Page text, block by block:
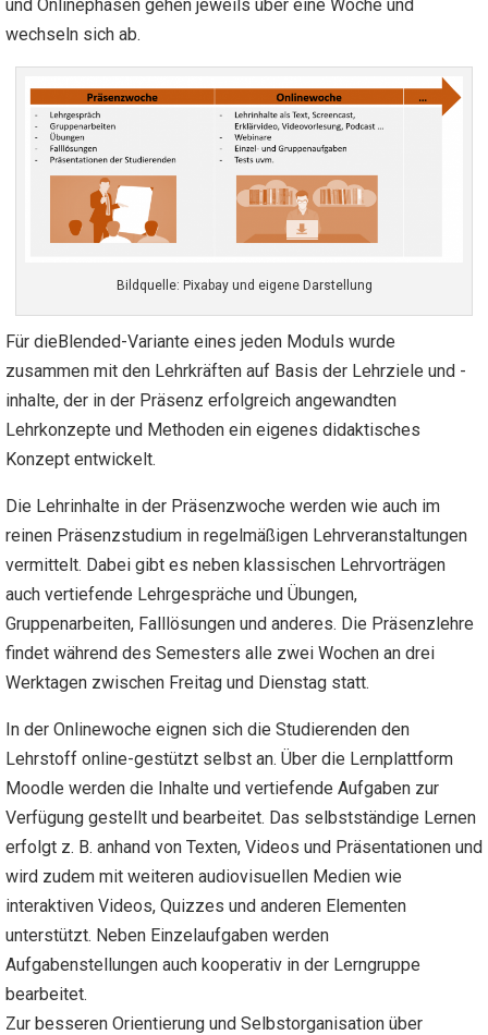
und Onlinephasen gehen jeweils über eine Woche und
wechseln sich ab.
Bildquelle: Pixabay und eigene Darstellung
Für dieBlended-Variante eines jeden Moduls wurde
zusammen mit den Lehrkräften auf Basis der Lehrziele und -
inhalte, der in der Präsenz erfolgreich angewandten
Lehrkonzepte und Methoden ein eigenes didaktisches
Konzept entwickelt.
Die Lehrinhalte in der Präsenzwoche werden wie auch im
reinen Präsenzstudium in regelmäßigen Lehrveranstaltungen
vermittelt. Dabei gibt es neben klassischen Lehrvorträgen
auch vertiefende Lehrgespräche und Übungen,
Gruppenarbeiten, Falllösungen und anderes. Die Präsenzlehre
findet während des Semesters alle zwei Wochen an drei
Werktagen zwischen Freitag und Dienstag statt.
In der Onlinewoche eignen sich die Studierenden den
Lehrstoff online-gestützt selbst an. Über die Lernplattform
Moodle werden die Inhalte und vertiefende Aufgaben zur
Verfügung gestellt und bearbeitet. Das selbstständige Lernen
erfolgt z. B. anhand von Texten, Videos und Präsentationen und
wird zudem mit weiteren audiovisuellen Medien wie
interaktiven Videos, Quizzes und anderen Elementen
unterstützt. Neben Einzelaufgaben werden
Aufgabenstellungen auch kooperativ in der Lerngruppe
bearbeitet.
Zur besseren Orientierung und Selbstorganisation über